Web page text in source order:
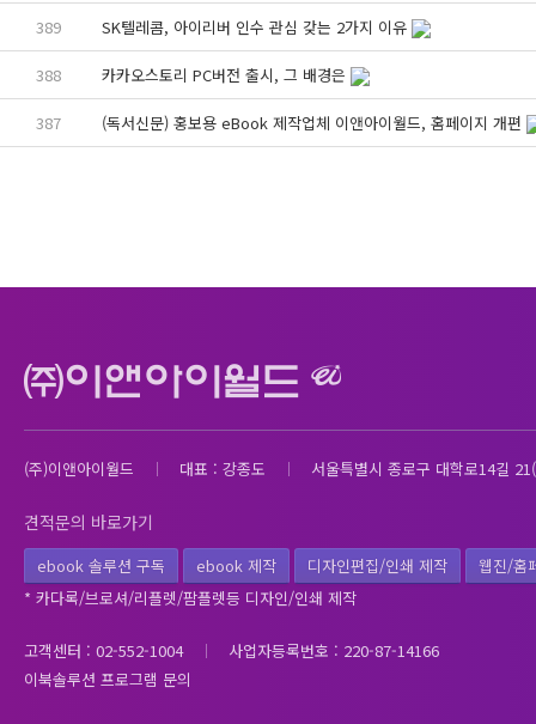
389 SK텔레콤, 아이리버 인수 관심 갖는 2가지 이유
388 카카오스토리 PC버전 출시, 그 배경은
387 (독서신문) 홍보용 eBook 제작업체 이앤아이월드, 홈페이지 개편
(주)이앤아이월드 대표 : 강종도 서울특별시 종로구 대학로14길
견적문의 바로가기
ebook 솔루션 구독 ebook 제작 디자인편집/인쇄 제작
웹진/홈
* 카다록/브로셔/리플렛/팜플렛등 디자인/인쇄 제작
고객센터 : 02-552-1004
사업자등록번호 : 220-87-14166
이북솔루션 프로그램 문의